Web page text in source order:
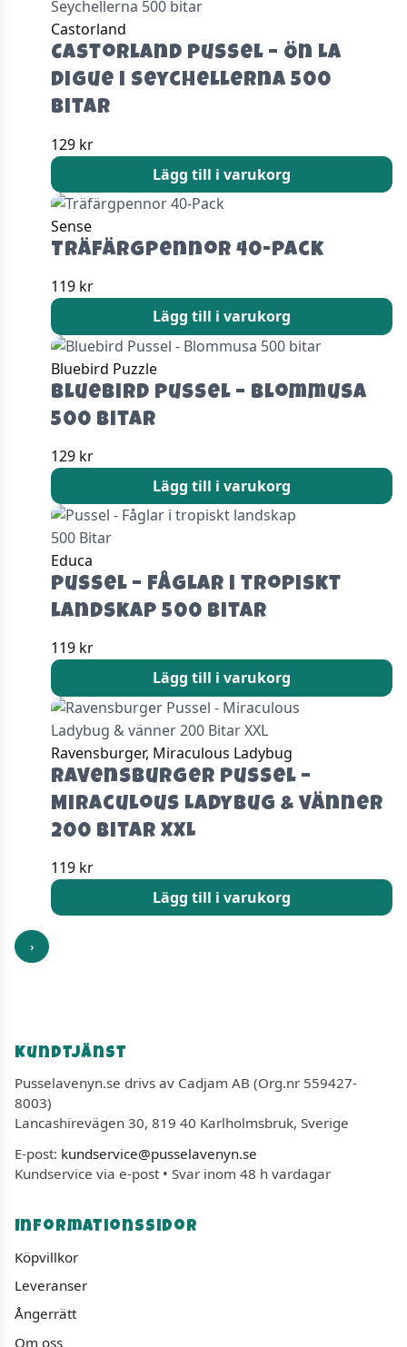
Castorland
Castorland Pussel – Ön La
Digue i Seychellerna 500
bitar
129 kr
Lägg till i varukorg
Sense
Träfärgpennor 40-Pack
119 kr
Lägg till i varukorg
Bluebird Puzzle
Bluebird Pussel – Blommusa
500 bitar
129 kr
Lägg till i varukorg
Educa
Pussel – Fåglar i tropiskt
landskap 500 Bitar
119 kr
Lägg till i varukorg
Ravensburger, Miraculous Ladybug
Ravensburger Pussel –
Miraculous Ladybug & vänner
200 Bitar XXL
119 kr
Lägg till i varukorg
›
Kundtjänst
Pusselavenyn.se drivs av Cadjam AB (Org.nr 559427-
8003)
Lancashirevägen 30, 819 40 Karlholmsbruk, Sverige
E-post: kundservice@pusselavenyn.se
Kundservice via e-post • Svar inom 48 h vardagar
Informationssidor
Köpvillkor
Leveranser
Ångerrätt
Om oss